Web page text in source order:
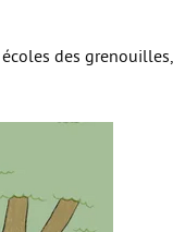
des grenouilles,